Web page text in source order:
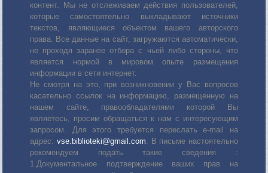
контент. Мы не отслеживаем действия пользователей,
которые самостоятельно выкладывают источники
текстов, являющиеся объектом вашего авторского
права. Все данные на сайт, загружаются автоматически,
не проходя заранее отбора с чьей либо стороны, что
является нормой в мировом опыте размещения
информации в сети интернет.
Не смотря на это, при возникновении у Вас вопросов
касательно ссылок на информацию, размещенную на
нашем сайте, правообладателями которой Вы
являетесь, просим обращаться к нам с интересующим
запросом. Для этого требуется переслать е-mail на
адрес: vse.biblioteki@gmail.com. В письме настоятельно
рекомендуем подать такие сведения :
1.Документальное подтверждение ваших прав на